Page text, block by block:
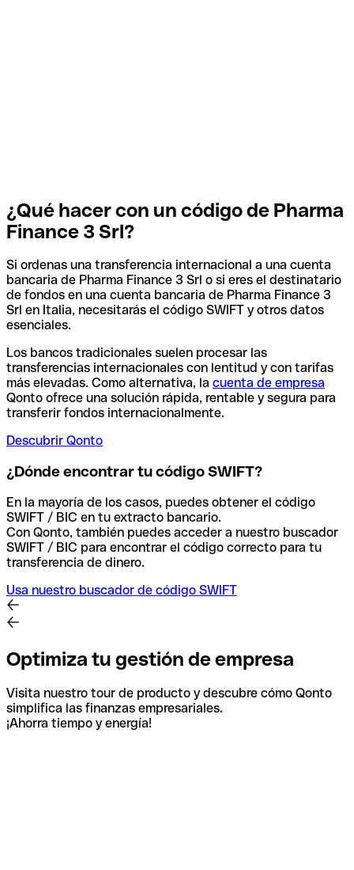
¿Qué hacer con un código de Pharma
Finance 3 Srl?
Si ordenas una transferencia internacional a una cuenta
bancaria de Pharma Finance 3 Srl o si eres el destinatario
de fondos en una cuenta bancaria de Pharma Finance 3
Srl en Italia, necesitarás el código SWIFT y otros datos
esenciales.
Los bancos tradicionales suelen procesar las
transferencias internacionales con lentitud y con tarifas
más elevadas. Como alternativa, la cuenta de empresa
Qonto ofrece una solución rápida, rentable y segura para
transferir fondos internacionalmente.
Descubrir Qonto
¿Dónde encontrar tu código SWIFT?
En la mayoría de los casos, puedes obtener el código
SWIFT / BIC en tu extracto bancario.
Con Qonto, también puedes acceder a nuestro buscador
SWIFT / BIC para encontrar el código correcto para tu
transferencia de dinero.
Usa nuestro buscador de código SWIFT
Optimiza tu gestión de empresa
Visita nuestro tour de producto y descubre cómo Qonto
simplifica las finanzas empresariales.
¡Ahorra tiempo y energía!